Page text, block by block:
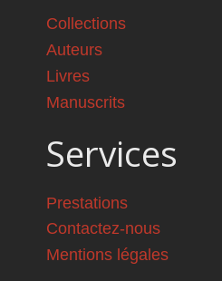
Collections
Auteurs
Livres
Manuscrits
Services
Prestations
Contactez-nous
Mentions légales